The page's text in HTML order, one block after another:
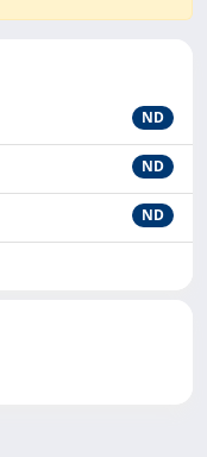
ND
ND
ND